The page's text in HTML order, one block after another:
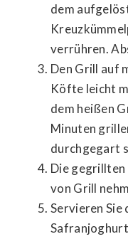
dem
verrühren.
Den Grill auf
Köfte leicht
dem heißen
Minuten
durchgegart
Die
von Grill
Servieren